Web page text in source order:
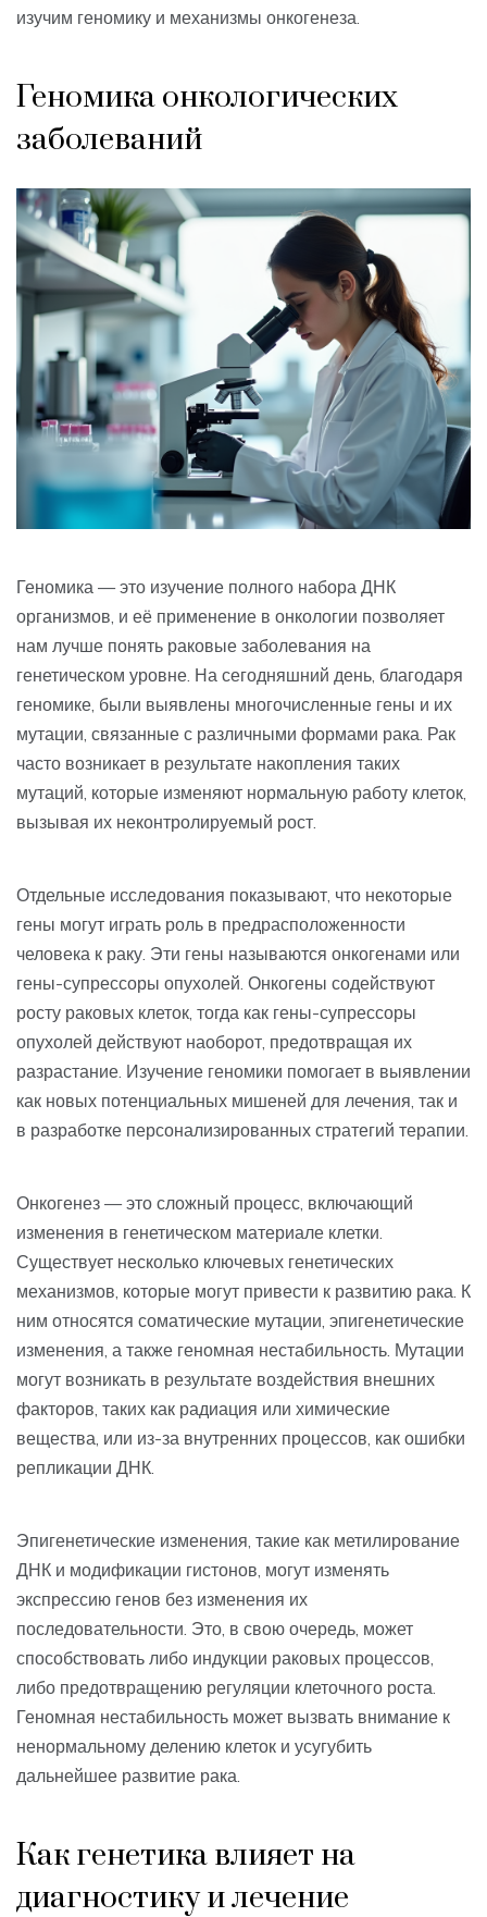
изучим геномику и механизмы онкогенеза.
Геномика онкологических
заболеваний
Геномика — это изучение полного набора ДНК
организмов, и её применение в онкологии позволяет
нам лучше понять раковые заболевания на
генетическом уровне. На сегодняшний день, благодаря
геномике, были выявлены многочисленные гены и их
мутации, связанные с различными формами рака. Рак
часто возникает в результате накопления таких
мутаций, которые изменяют нормальную работу клеток,
вызывая их неконтролируемый рост.
Отдельные исследования показывают, что некоторые
гены могут играть роль в предрасположенности
человека к раку. Эти гены называются онкогенами или
гены-супрессоры опухолей. Онкогены содействуют
росту раковых клеток, тогда как гены-супрессоры
опухолей действуют наоборот, предотвращая их
разрастание. Изучение геномики помогает в выявлении
как новых потенциальных мишеней для лечения, так и
в разработке персонализированных стратегий терапии.
Онкогенез — это сложный процесс, включающий
изменения в генетическом материале клетки.
Существует несколько ключевых генетических
механизмов, которые могут привести к развитию рака. К
ним относятся соматические мутации, эпигенетические
изменения, а также геномная нестабильность. Мутации
могут возникать в результате воздействия внешних
факторов, таких как радиация или химические
вещества, или из-за внутренних процессов, как ошибки
репликации ДНК.
Эпигенетические изменения, такие как метилирование
ДНК и модификации гистонов, могут изменять
экспрессию генов без изменения их
последовательности. Это, в свою очередь, может
способствовать либо индукции раковых процессов,
либо предотвращению регуляции клеточного роста.
Геномная нестабильность может вызвать внимание к
ненормальному делению клеток и усугубить
дальнейшее развитие рака.
Как генетика влияет на
диагностику и лечение